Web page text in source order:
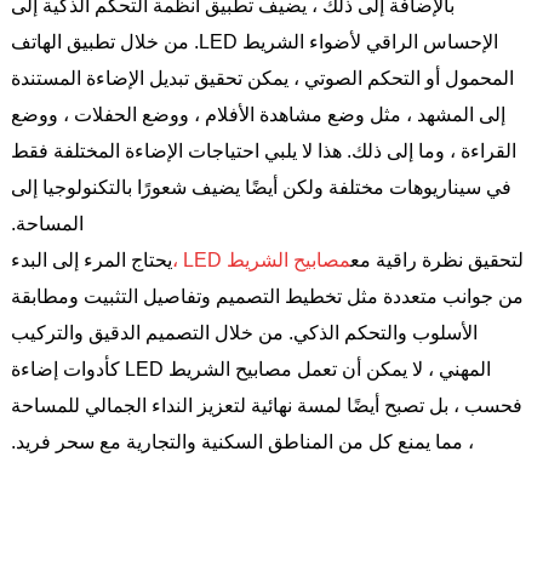
بالإضافة إلى ذلك ، يضيف تطبيق أنظمة التحكم الذكية إلى
الإحساس الراقي لأضواء الشريط LED. من خلال تطبيق الهاتف
المحمول أو التحكم الصوتي ، يمكن تحقيق تبديل الإضاءة المستندة
إلى المشهد ، مثل وضع مشاهدة الأفلام ، ووضع الحفلات ، ووضع
القراءة ، وما إلى ذلك. هذا لا يلبي احتياجات الإضاءة المختلفة فقط
في سيناريوهات مختلفة ولكن أيضًا يضيف شعورًا بالتكنولوجيا إلى
المساحة.
لتحقيق نظرة راقية معمصابيح الشريط LED ،
يحتاج المرء إلى البدء
من جوانب متعددة مثل تخطيط التصميم وتفاصيل التثبيت ومطابقة
الأسلوب والتحكم الذكي. من خلال التصميم الدقيق والتركيب
المهني ، لا يمكن أن تعمل مصابيح الشريط LED كأدوات إضاءة
فحسب ، بل تصبح أيضًا لمسة نهائية لتعزيز النداء الجمالي للمساحة
، مما يمنع كل من المناطق السكنية والتجارية مع سحر فريد.